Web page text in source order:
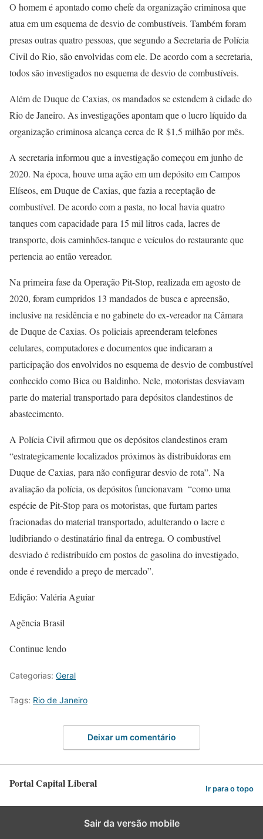
O homem é apontado como chefe da organização criminosa que
atua em um esquema de desvio de combustíveis. Também foram
presas outras quatro pessoas, que segundo a Secretaria de Polícia
Civil do Rio, são envolvidas com ele. De acordo com a secretaria,
todos são investigados no esquema de desvio de combustíveis.
Além de Duque de Caxias, os mandados se estendem à cidade do
Rio de Janeiro. As investigações apontam que o lucro líquido da
organização criminosa alcança cerca de R $1,5 milhão por mês.
A secretaria informou que a investigação começou em junho de
2020. Na época, houve uma ação em um depósito em Campos
Elíseos, em Duque de Caxias, que fazia a receptação de
combustível. De acordo com a pasta, no local havia quatro
tanques com capacidade para 15 mil litros cada, lacres de
transporte, dois caminhões-tanque e veículos do restaurante que
pertencia ao então vereador.
Na primeira fase da Operação Pit-Stop, realizada em agosto de
2020, foram cumpridos 13 mandados de busca e apreensão,
inclusive na residência e no gabinete do ex-vereador na Câmara
de Duque de Caxias. Os policiais apreenderam telefones
celulares, computadores e documentos que indicaram a
participação dos envolvidos no esquema de desvio de combustível
conhecido como Bica ou Baldinho. Nele, motoristas desviavam
parte do material transportado para depósitos clandestinos de
abastecimento.
A Polícia Civil afirmou que os depósitos clandestinos eram
“estrategicamente localizados próximos às distribuidoras em
Duque de Caxias, para não configurar desvio de rota”. Na
avaliação da polícia, os depósitos funcionavam “como uma
espécie de Pit-Stop para os motoristas, que furtam partes
fracionadas do material transportado, adulterando o lacre e
ludibriando o destinatário final da entrega. O combustível
desviado é redistribuído em postos de gasolina do investigado,
onde é revendido a preço de mercado”.
Edição: Valéria Aguiar
Agência Brasil
Continue lendo
Categorias: Geral
Tags: Rio de Janeiro
Deixar um comentário
Portal Capital Liberal Ir para o topo
Sair da versão mobile